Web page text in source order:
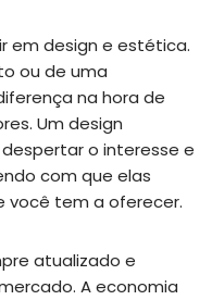
em design e estética.
ou de uma
na hora de
Um design
o interesse e
com que elas
você tem a oferecer.
atualizado e
A economia